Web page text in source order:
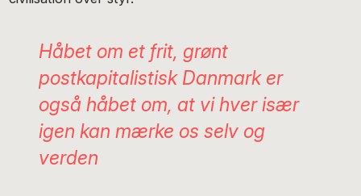
Håbet om et frit, grønt
postkapitalistisk Danmark er
også håbet om, at vi hver især
igen kan mærke os selv og
verden